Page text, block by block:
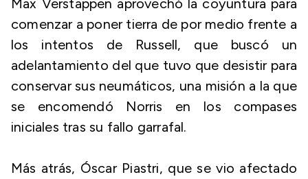
Max Verstappen aprovechó la coyuntura para
comenzar a poner tierra de por medio frente a
los intentos de Russell, que buscó un
adelantamiento del que tuvo que desistir para
conservar sus neumáticos, una misión a la que
se encomendó Norris en los compases
iniciales tras su fallo garrafal.
Más atrás, Óscar Piastri, que se vio afectado